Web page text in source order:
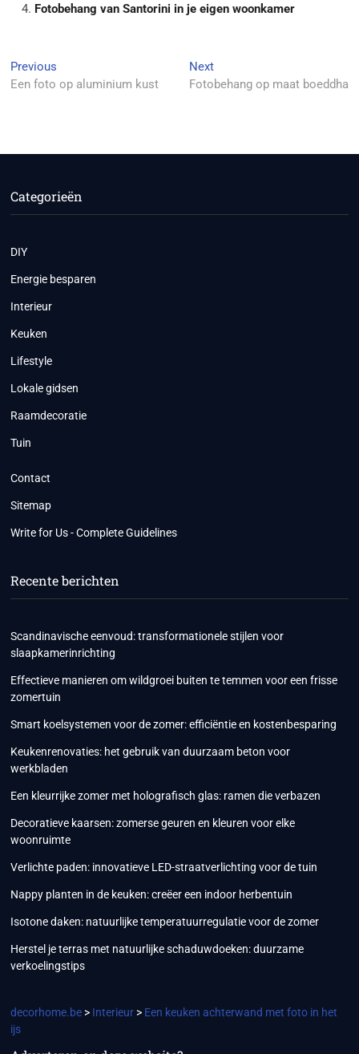
Fotobehang van Santorini in je eigen woonkamer
Berichtnavigatie
Previous
post:
Een foto op aluminium kust
NextNext
post:
Fotobehang op maat boeddha
Categorieën
DIY
Energie besparen
Interieur
Keuken
Lifestyle
Lokale gidsen
Raamdecoratie
Tuin
Contact
Sitemap
Write for Us - Complete Guidelines
Recente berichten
Scandinavische eenvoud: transformationele stijlen voor
slaapkamerinrichting
Effectieve manieren om wildgroei buiten te temmen voor een frisse
zomertuin
Smart koelsystemen voor de zomer: efficiëntie en kostenbesparing
Keukenrenovaties: het gebruik van duurzaam beton voor
werkbladen
Een kleurrijke zomer met holografisch glas: ramen die verbazen
Decoratieve kaarsen: zomerse geuren en kleuren voor elke
woonruimte
Verlichte paden: innovatieve LED-straatverlichting voor de tuin
Nappy planten in de keuken: creëer een indoor herbentuin
Isotone daken: natuurlijke temperatuurregulatie voor de zomer
Herstel je terras met natuurlijke schaduwdoeken: duurzame
verkoelingstips
decorhome.be > Interieur > Een keuken achterwand met foto in het
ijs